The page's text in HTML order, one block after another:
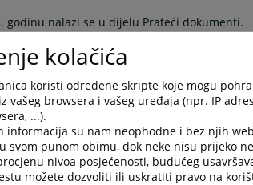
godinu nalazi se u dijelu Prateći dokumenti.
kolačića
koristi određene skripte koje mogu
vašeg browsera i vašeg uređaja (npr. IP
...).
informacija su nam neophodne i bez njih
svom punom obimu, dok neke nisu prijeko
nivoa posjećenosti, budućeg
možete dozvoliti ili uskratiti pravo na